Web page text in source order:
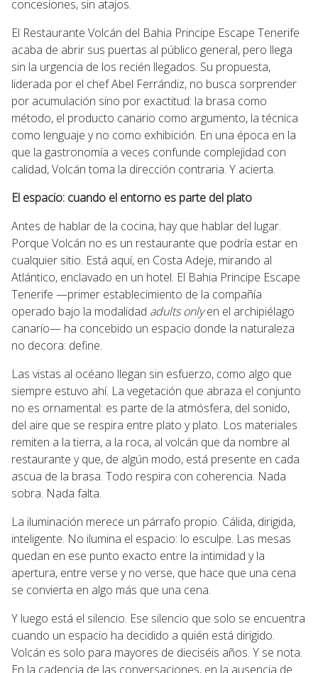
concesiones, sin atajos.
El Restaurante Volcán del Bahia Principe Escape Tenerife
acaba de abrir sus puertas al público general, pero llega
sin la urgencia de los recién llegados. Su propuesta,
liderada por el chef Abel Ferrándiz, no busca sorprender
por acumulación sino por exactitud: la brasa como
método, el producto canario como argumento, la técnica
como lenguaje y no como exhibición. En una época en la
que la gastronomía a veces confunde complejidad con
calidad, Volcán toma la dirección contraria. Y acierta.
El espacio: cuando el entorno es parte del plato
Antes de hablar de la cocina, hay que hablar del lugar.
Porque Volcán no es un restaurante que podría estar en
cualquier sitio. Está aquí, en Costa Adeje, mirando al
Atlántico, enclavado en un hotel. El Bahia Principe Escape
Tenerife —primer establecimiento de la compañía
operado bajo la modalidad adults onlyen el archipiélago
canario— ha concebido un espacio donde la naturaleza
no decora: define.
Las vistas al océano llegan sin esfuerzo, como algo que
siempre estuvo ahí. La vegetación que abraza el conjunto
no es ornamental: es parte de la atmósfera, del sonido,
del aire que se respira entre plato y plato. Los materiales
remiten a la tierra, a la roca, al volcán que da nombre al
restaurante y que, de algún modo, está presente en cada
ascua de la brasa. Todo respira con coherencia. Nada
sobra. Nada falta.
La iluminación merece un párrafo propio. Cálida, dirigida,
inteligente. No ilumina el espacio: lo esculpe. Las mesas
quedan en ese punto exacto entre la intimidad y la
apertura, entre verse y no verse, que hace que una cena
se convierta en algo más que una cena.
Y luego está el silencio. Ese silencio que solo se encuentra
cuando un espacio ha decidido a quién está dirigido.
Volcán es solo para mayores de dieciséis años. Y se nota.
En la cadencia de las conversaciones, en la ausencia de